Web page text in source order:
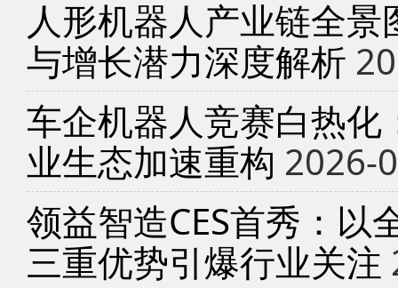
人形机器人产业链全
与增长潜力深度解析
车企机器人竞赛白热
业生态加速重构 2026-
领益智造CES首秀：以
三重优势引爆行业关注